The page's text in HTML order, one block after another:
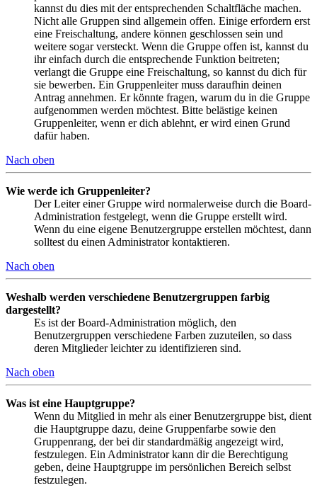
kannst du dies mit der entsprechenden Schaltfläche machen.
Nicht alle Gruppen sind allgemein offen. Einige erfordern erst
eine Freischaltung, andere können geschlossen sein und
weitere sogar versteckt. Wenn die Gruppe offen ist, kannst du
ihr einfach durch die entsprechende Funktion beitreten;
verlangt die Gruppe eine Freischaltung, so kannst du dich für
sie bewerben. Ein Gruppenleiter muss daraufhin deinen
Antrag annehmen. Er könnte fragen, warum du in die Gruppe
aufgenommen werden möchtest. Bitte belästige keinen
Gruppenleiter, wenn er dich ablehnt, er wird einen Grund
dafür haben.
Nach oben
Wie werde ich Gruppenleiter?
Der Leiter einer Gruppe wird normalerweise durch die Board-
Administration festgelegt, wenn die Gruppe erstellt wird.
Wenn du eine eigene Benutzergruppe erstellen möchtest, dann
solltest du einen Administrator kontaktieren.
Nach oben
Weshalb werden verschiedene Benutzergruppen farbig
dargestellt?
Es ist der Board-Administration möglich, den
Benutzergruppen verschiedene Farben zuzuteilen, so dass
deren Mitglieder leichter zu identifizieren sind.
Nach oben
Was ist eine Hauptgruppe?
Wenn du Mitglied in mehr als einer Benutzergruppe bist, dient
die Hauptgruppe dazu, deine Gruppenfarbe sowie den
Gruppenrang, der bei dir standardmäßig angezeigt wird,
festzulegen. Ein Administrator kann dir die Berechtigung
geben, deine Hauptgruppe im persönlichen Bereich selbst
festzulegen.